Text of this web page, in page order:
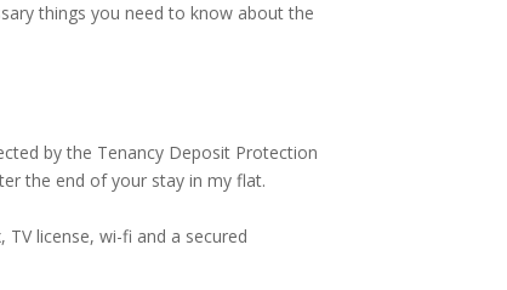
things you need to know about the
by the Tenancy Deposit Protection
the end of your stay in my flat.
license, wi-fi and a secured